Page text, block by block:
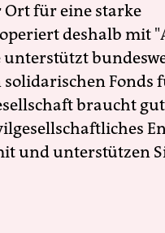
Ort für eine starke
deshalb mit
Fonds
braucht
und unterstützen